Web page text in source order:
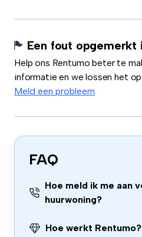
Een fout opgemerkt
Help ons Rentumo beter te
informatie en we lossen het op.
Meld een probleem
FAQ
Hoe meld ik me aan
huurwoning?
Hoe werkt Rentumo?